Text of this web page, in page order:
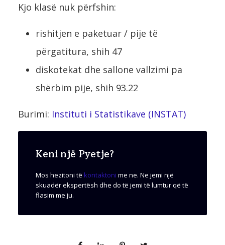
Kjo klasë nuk përfshin:
rishitjen e paketuar / pije të
përgatitura, shih 47
diskotekat dhe sallone vallzimi pa
shërbim pije, shih 93.22
Burimi: Instituti i Statistikave (INSTAT)
Keni një Pyetje?
Mos hezitoni të kontaktoni me ne. Ne jemi një
skuadër ekspertësh dhe do të jemi të lumtur që të
flasim me ju.